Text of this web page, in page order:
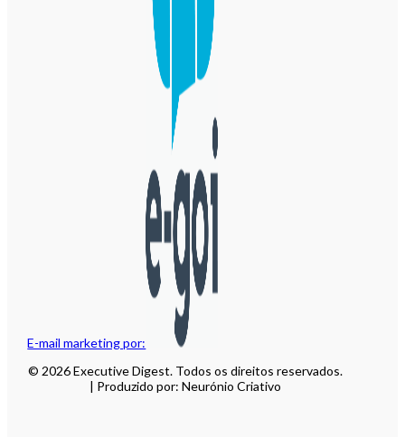
E-mail marketing por:
© 2026 Executive Digest. Todos os direitos reservados.
| Produzido por: Neurónio Criativo